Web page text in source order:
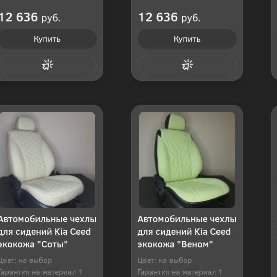
636 руб.
Купить
12 636 руб.
Купить
чехлы
сидений Kia Ceed
"Соты"
на выбор
на материал 1
Автомобильные чехлы
для сидений Kia Ceed
экокожа "Веном"
Цвет: на выбор
Гарантия на материал 1